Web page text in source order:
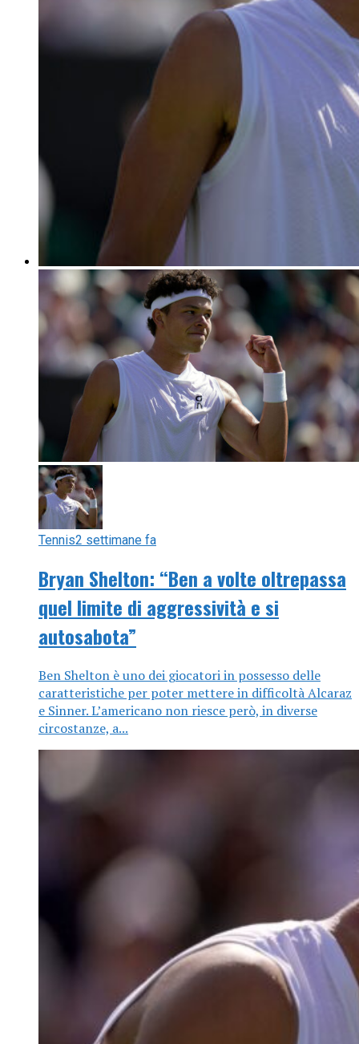
Tennis2 settimane fa
Bryan Shelton: “Ben a volte oltrepassa
quel limite di aggressività e si
autosabota”
Ben Shelton è uno dei giocatori in possesso delle
caratteristiche per poter mettere in difficoltà Alcaraz
e Sinner. L’americano non riesce però, in diverse
circostanze, a...